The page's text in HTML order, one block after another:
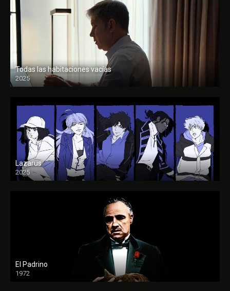
Todas las habitaciones vacías
2025
FULL HD
Lazarus
2025
El Padrino
1972
FULL HD